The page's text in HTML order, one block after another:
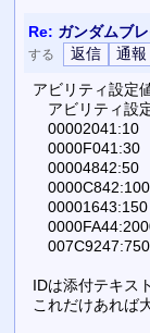
Re: ガンダムブ
する
アビリティ設定
アビリティ設
00002041:10
0000F041:30
00004842:50
0000C842:100
00001643:150
IDは添付テキス
これだけあれば